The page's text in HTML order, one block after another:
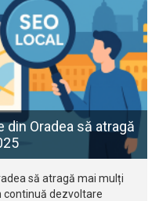
din Oradea să atragă
să atragă mai mulți
continuă dezvoltare